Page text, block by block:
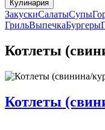
Кулинария
ЗакускиСалатыСупы
ГрильВыпечкаБургеры
Котлеты
Котлеты